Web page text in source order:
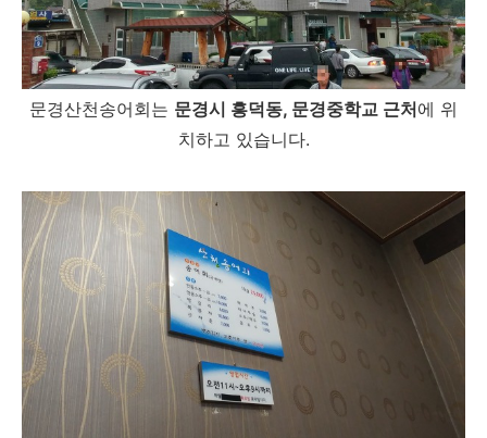
문경산천송어회는 문경시 흥덕동, 문경중학교 근처에 위
치하고 있습니다.